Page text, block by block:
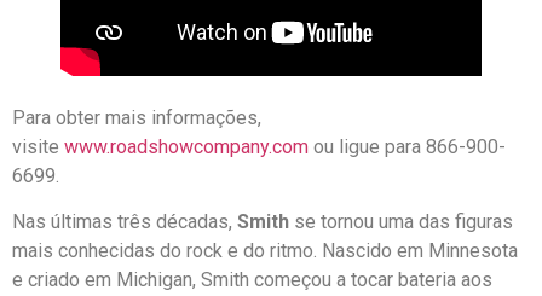
Para obter mais informações,
visite www.roadshowcompany.com ou ligue para 866-900-
6699.
Nas últimas três décadas, Smith se tornou uma das figuras
mais conhecidas do rock e do ritmo. Nascido em Minnesota
e criado em Michigan, Smith começou a tocar bateria aos